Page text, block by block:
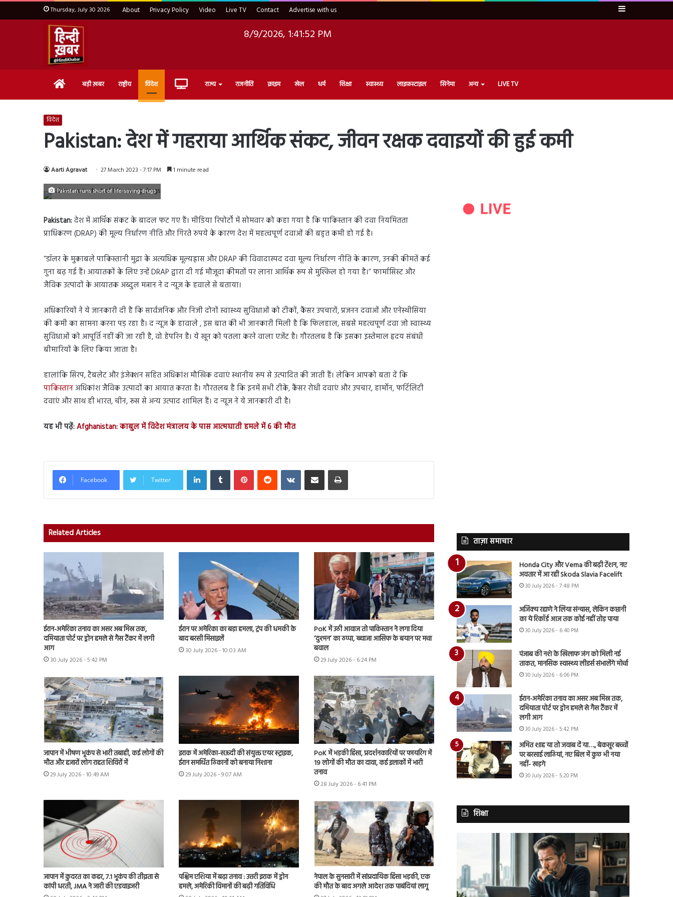
Thursday, July 30 2026 About Privacy Policy Video Live TV Contact Advertise with us Sidebar
8/9/2026, 1:41:53 PM
Home बड़ी ख़बर राष्ट्रीय विदेश Live राज्य राजनीति क्राइम खेल धर्म शिक्षा स्वास्थ्य लाइफ़स्टाइल सिनेमा अन्य LIVE TV
विदेश
Pakistan: देश में गहराया आर्थिक संकट, जीवन रक्षक दवाइयों की हुई कमी
Aarti Agravat 27 March 2023 - 7:17 PM 1 minute read
Pakistan runs short of life-saving drugs
Pakistan:देश में आर्थिक संकट के बादल फट गए हैं। मीडिया रिपोर्टों में सोमवार को कहा गया है कि पाकिस्तान की दवा नियमितता
प्राधिकरण (DRAP) की मूल्य निर्धारण नीति और गिरते रुपये के कारण देश में महत्वपूर्ण दवाओं की बहुत कमी हो गई है।
“डॉलर के मुकाबले पाकिस्तानी मुद्रा के अत्यधिक मूल्यह्रास और DRAP की विवादास्पद दवा मूल्य निर्धारण नीति के कारण, उनकी कीमतें कई
गुना बढ़ गई हैं। आयातकों के लिए उन्हें DRAP द्वारा दी गई मौजूदा कीमतों पर लाना आर्थिक रूप से मुश्किल हो गया है।” फार्मासिस्ट और
जैविक उत्पादों के आयातक अब्दुल मन्नान ने द न्यूज के हवाले से बताया।
अधिकारियों ने ये जानकारी दी है कि सार्वजनिक और निजी दोनों स्वास्थ्य सुविधाओं को टीकों, कैंसर उपचारों, प्रजनन दवाओं और एनेस्थीसिया
की कमी का सामना करना पड़ रहा है। द न्यूज के हावाले , इस बात की भी जानकारी मिली है कि फिलहाल, सबसे महत्वपूर्ण दवा जो स्वास्थ्य
सुविधाओं को आपूर्ति नहीं की जा रही है, वो हेपरिन है। ये खून को पतला करने वाला एजेंट है। गौरतलब है कि इसका इस्तेमाल हृदय संबंधी
बीमारियों के लिए किया जाता है।
हालांकि सिरप, टैबलेट और इंजेक्शन सहित अधिकांश मौखिक दवाएं स्थानीय रूप से उत्पादित की जाती हैं। लेकिन आपको बता दें कि
पाकिस्तानअधिकांश जैविक उत्पादों का आयात करता है। गौरतलब है कि इनमें सभी टीके, कैंसर रोधी दवाएं और उपचार, हार्मोन, फर्टिलिटी
दवाएं और साथ ही भारत, चीन, रूस से अन्य उत्पाद शामिल हैं। द न्यूज ने ये जानकारी दी है।
यह भी पढ़ें:Afghanistan: काबुल में विदेश मंत्रालय के पास आत्मघाती हमले में 6 की मौत
Facebook Twitter
LinkedInTumblr PinterestReddit VKontakteShare via Email Print
Related Articles
ईरान-अमेरिका तनाव का असर अब मिस्र तक,
दमियाता पोर्ट पर ड्रोन हमले से गैस टैंकर में लगी
आग
30 July 2026 - 5:42 PM
ईरान पर अमेरिका का बड़ा हमला, ट्रंप की धमकी के
बाद बरसी मिसाइलें
30 July 2026 - 10:03 AM
PoK में उठी आवाज तो पाकिस्तान ने लगा दिया
‘दुश्मन’ का ठप्पा, ख्वाजा आसिफ के बयान पर मचा
बवाल
29 July 2026 - 6:24 PM
जापान में भीषण भूकंप से भारी तबाही, कई लोगों की
मौत और हजारों लोग राहत शिविरों में
29 July 2026 - 10:49 AM
इराक में अमेरिका-सऊदी की संयुक्त एयर स्ट्राइक,
ईरान समर्थित ठिकानों को बनाया निशाना
29 July 2026 - 9:07 AM
PoK में भड़की हिंसा, प्रदर्शनकारियों पर फायरिंग में
19 लोगों की मौत का दावा, कई इलाकों में भारी
तनाव
28 July 2026 - 6:41 PM
जापान में कुदरत का कहर, 7.1 भूकंप की तीव्रता से
कांपी धरती, JMA ने जारी की एडवाइजरी
पश्चिम एशिया में बढ़ा तनाव : उत्तरी इराक में ड्रोन
हमले, अमेरिकी विमानों की बढ़ी गतिविधि
नेपाल के सुनसारी में सांप्रदायिक हिंसा भड़की, एक
की मौत के बाद अगले आदेश तक पाबंदियां लागू
ताज़ा समाचार
Honda City और Verna की बढ़ी टेंशन, नए
अवतार में आ रही Skoda Slavia Facelift
30 July 2026 - 7:48 PM
अजिंक्य रहाणे ने लिया संन्यास, लेकिन कप्तानी
का ये रिकॉर्ड आज तक कोई नहीं तोड़ पाया
30 July 2026 - 6:40 PM
पंजाब की नशे के खिलाफ जंग को मिली नई
ताकत, मानसिक स्वास्थ्य लीडर्स संभालेंगे मोर्चा
30 July 2026 - 6:06 PM
ईरान-अमेरिका तनाव का असर अब मिस्र तक,
दमियाता पोर्ट पर ड्रोन हमले से गैस टैंकर में
लगी आग
30 July 2026 - 5:42 PM
अमित शाह या तो जवाब दें या…., बेकसूर बच्चों
पर बरसाई लाठियां, नए बिल में कुछ भी नया
नहीं- खड़गे
30 July 2026 - 5:20 PM
शिक्षा